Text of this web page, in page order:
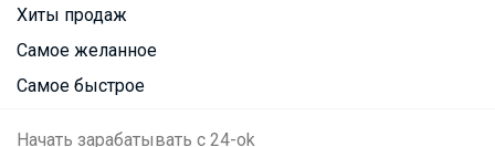
Хиты продаж
Самое желанное
Самое быстрое
Начать зарабатывать с 24-ok